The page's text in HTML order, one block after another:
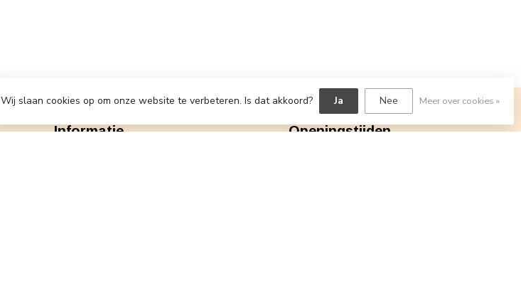
Informatie Openingstijden
Wij slaan cookies op om onze website te verbeteren. Is dat akkoord? Ja Nee Meer over cookies »